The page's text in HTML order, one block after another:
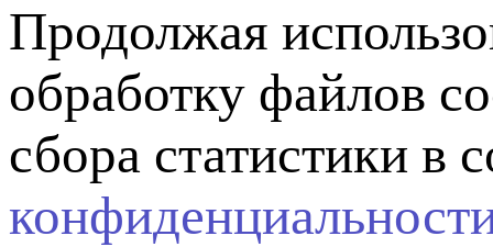
Продолжая
обработку файлов
сбора статистики в